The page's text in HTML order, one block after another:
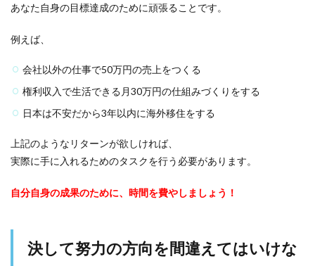
あなた自身の目標達成のために頑張ること です。
例えば、
会社以外の仕事で50万円の売上をつくる
権利収入で生活できる月30万円の仕組みづくりをする
日本は不安だから3年以内に海外移住をする
上記のようなリターンが欲しければ、
実際に手に入れるためのタスクを行う必要があります。
自分自身の成果のために、時間を費やしましょう！
決して努力の方向を間違えてはいけな